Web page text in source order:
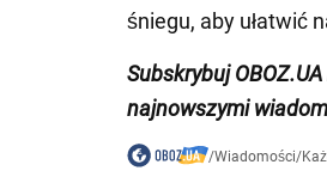
śniegu, aby ułatwić
Subskrybuj
najnowszymi
/Wiadomości/